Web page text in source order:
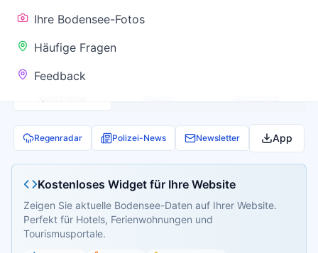
Ihre Bodensee-Fotos
Häufige Fragen
Feedback
Regenradar Polizei-News Newsletter App
Kostenloses Widget für Ihre Website
Zeigen Sie aktuelle Bodensee-Daten auf Ihrer Website.
Perfekt für Hotels, Ferienwohnungen und
Tourismusportale.